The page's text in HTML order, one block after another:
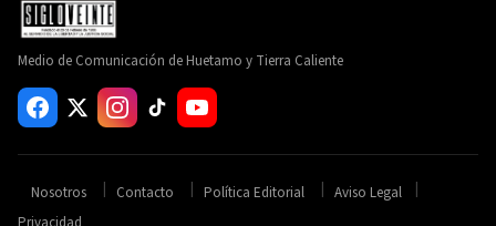
Medio de Comunicación de Huetamo y Tierra Caliente
Nosotros Contacto Política Editorial
Aviso Legal